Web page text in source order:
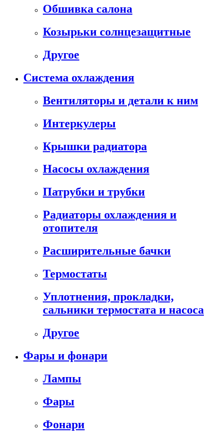
Обшивка салона
Козырьки солнцезащитные
Другое
Система охлаждения
Вентиляторы и детали к ним
Интеркулеры
Крышки радиатора
Насосы охлаждения
Патрубки и трубки
Радиаторы охлаждения и
отопителя
Расширительные бачки
Термостаты
Уплотнения, прокладки,
сальники термостата и насоса
Другое
Фары и фонари
Лампы
Фары
Фонари